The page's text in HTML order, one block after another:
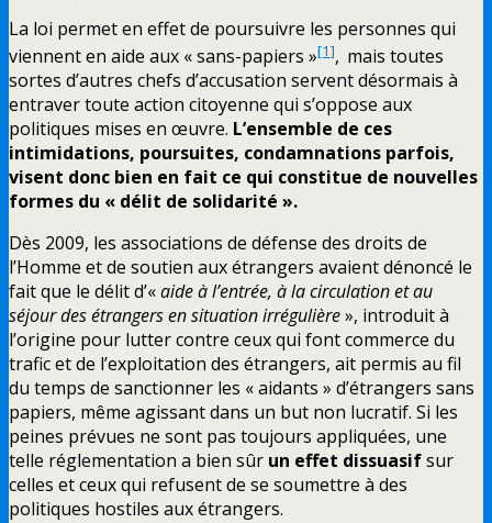
La loi permet en effet de poursuivre les personnes qui
viennent en aide aux « sans-papiers »[1], mais toutes
sortes d’autres chefs d’accusation servent désormais à
entraver toute action citoyenne qui s’oppose aux
politiques mises en œuvre. L’ensemble de ces
intimidations, poursuites, condamnations parfois,
visent donc bien en fait ce qui constitue de nouvelles
formes du « délit de solidarité ».
Dès 2009, les associations de défense des droits de
l’Homme et de soutien aux étrangers avaient dénoncé le
fait que le délit d’«aide à l’entrée, à la circulation et au
séjour des étrangers en situation irrégulière», introduit à
l’origine pour lutter contre ceux qui font commerce du
trafic et de l’exploitation des étrangers, ait permis au fil
du temps de sanctionner les « aidants » d’étrangers sans
papiers, même agissant dans un but non lucratif. Si les
peines prévues ne sont pas toujours appliquées, une
telle réglementation a bien sûr un effet dissuasifsur
celles et ceux qui refusent de se soumettre à des
politiques hostiles aux étrangers.